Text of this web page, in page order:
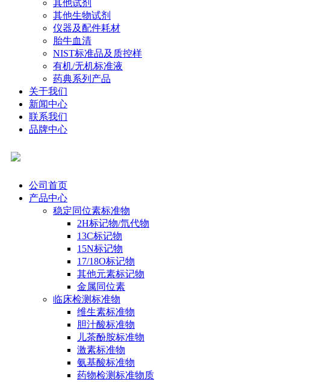
其他试剂
其他生物试剂
仪器及配件耗材
胎牛血清
NIST标准品及质控样
有机/无机标准液
药典系列产品
关于我们
新闻中心
联系我们
品牌中心
公司首页
产品中心
稳定同位素标准物
2H标记物/氘代物
13C标记物
15N标记物
17/18O标记物
其他元素标记物
金属同位素
临床检测标准物
维生素标准物
胆汁酸标准物
儿茶酚胺标准物
激素标准物
氨基酸标准物
药物检测标准物质